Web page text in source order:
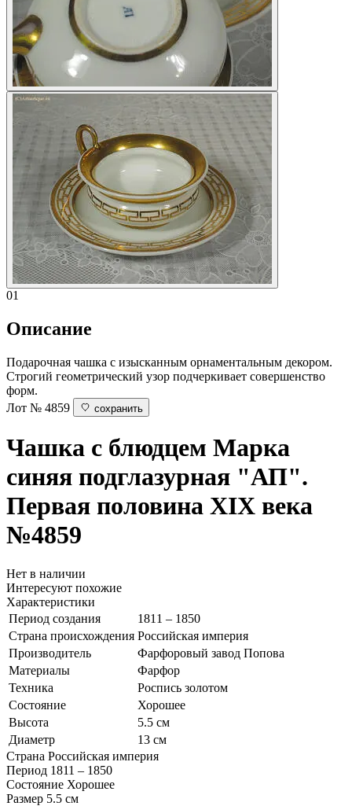
01
Описание
Подарочная чашка с изысканным орнаментальным декором.
Строгий геометрический узор подчеркивает совершенство
форм.
Лот № 4859
сохранить
Чашка с блюдцем Марка
синяя подглазурная "АП".
Первая половина XIX века
№4859
Нет в наличии
Интересуют похожие
Характеристики
Период создания
1811 – 1850
Страна происхождения Российская империя
Производитель
Фарфоровый завод Попова
Материалы
Фарфор
Техника
Роспись золотом
Состояние
Хорошее
Высота
5.5 см
Диаметр
13 см
Страна Российская империя
Период 1811 – 1850
Состояние Хорошее
Размер 5.5 см